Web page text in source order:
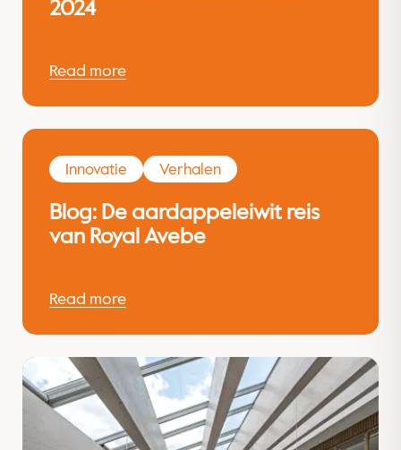
2024
Read more
Innovatie Verhalen
Blog: De aardappeleiwit reis
van Royal Avebe
Read more